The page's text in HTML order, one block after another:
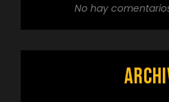
No hay